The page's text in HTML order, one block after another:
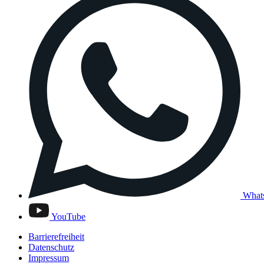
YouTube
Barrierefreiheit
Datenschutz
Impressum